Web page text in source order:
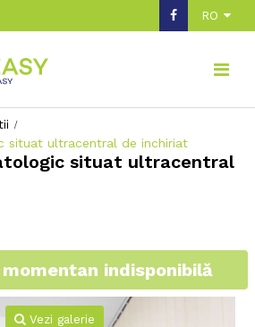
RO
situat ultracentral de inchiriat
situat ultracentral
indisponibilă
Vezi galerie